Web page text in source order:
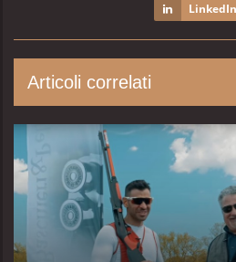
LinkedIn
Articoli correlati